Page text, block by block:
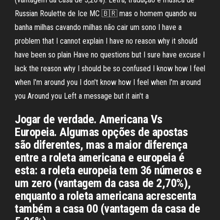
Russian Roulette de Ice MC 🇧🇷 mas o homem quando eu
banha milhas cavando milhas não cair um sono I have a
problem that I cannot explain I have no reason why it should
have been so plain Have no questions but I sure have excuse I
lack the reason why I should be so confused I know how I feel
when I'm around you I don't know how I feel when I'm around
you Around you Left a message but it ain't a
Jogar de verdade. Americana Vs
Europeia. Algumas opções de apostas
são diferentes, mas a maior diferença
entre a roleta americana e europeia é
esta: a roleta europeia tem 36 números e
um zero (vantagem da casa de 2,70%),
enquanto a roleta americana acrescenta
também a casa 00 (vantagem da casa de